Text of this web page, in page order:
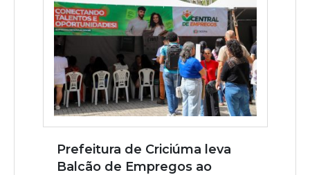
Prefeitura de Criciúma leva
Balcão de Empregos ao